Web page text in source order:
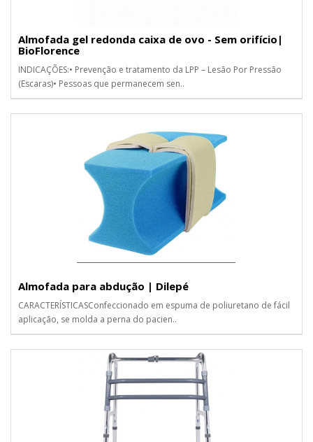
Almofada gel redonda caixa de ovo - Sem orifício|
BioFlorence
INDICAÇÕES:• Prevenção e tratamento da LPP – Lesão Por Pressão
(Escaras)• Pessoas que permanecem sen..
Almofada para abdução | Dilepé
CARACTERÍSTICASConfeccionado em espuma de poliuretano de fácil
aplicação, se molda a perna do pacien..